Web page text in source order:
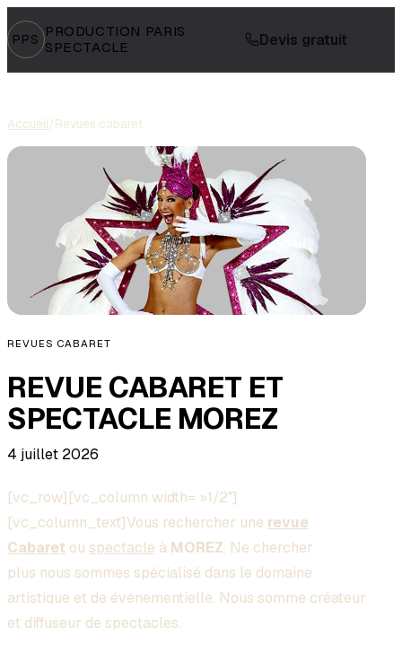
PPS PRODUCTION PARIS
SPECTACLE
Devis gratuit
Accueil/Revues cabaret
REVUES CABARET
REVUE CABARET ET
SPECTACLE MOREZ
4 juillet 2026
[vc_row][vc_column width= »1/2″]
[vc_column_text]Vous rechercher une revue
Cabaret ou spectacle à MOREZ. Ne chercher
plus nous sommes spécialisé dans le domaine
artistique et de événementielle. Nous somme créateur
et diffuseur de spectacles.